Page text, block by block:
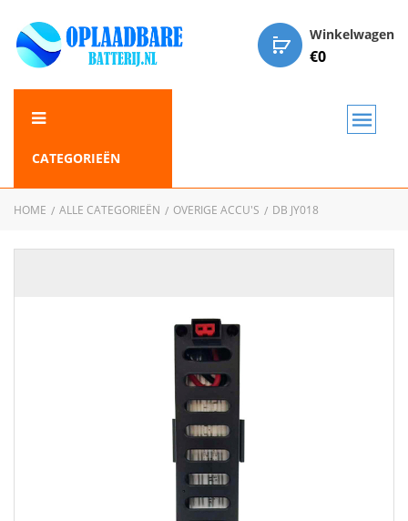
Winkelwagen
€0
CATEGORIEËN
HOME ALLE CATEGORIEËN OVERIGE ACCU'S DB JY018